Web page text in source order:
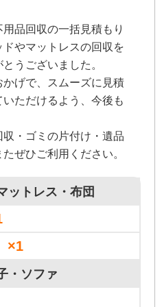
品回収の一括見積もり
やマットレスの回収を
うございました。
かげで、スムーズに見積
ただけるよう、今後も
・ゴミの片付け・遺品
ぜひご利用ください。
ットレス・布団
×1
・ソファ